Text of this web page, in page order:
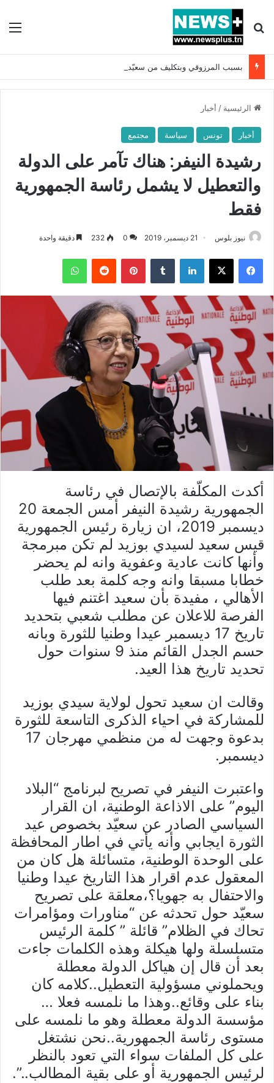
بحث عن
الرئيسية / أخبار
أخبار تونس سياسة مجتمع
رشيدة النيفر: هناك تآمر على الدولة
والتعطيل لا يشمل رئاسة الجمهورية
فقط
نيوز بلوس 21 ديسمبر، 2019 0
232 دقيقة واحدة
فيسبوك X لينكدإن بينتيريست واتساب
أكدت المكلّفة بالإتصال في رئاسة
الجمهورية رشيدة النيفر أمس الجمعة 20
ديسمبر 2019، ان زيارة رئيس الجمهورية
قيس سعيد لسيدي بوزيد لم تكن مبرمجة
وأنها كانت عادية وعفوية وانه لم يحضر
خطابا مسبقا وانه وجه كلمة بعد طلب
الأهالي ، مفيدة بأن سعيد اغتنم فيها
الفرصة للاعلان عن مطلب شعبي بتحديد
تاريخ 17 ديسمبر عيدا وطنيا للثورة وبانه
حسم الجدل القائم منذ 9 سنوات حول
تحديد تاريخ هذا العيد.
وقالت ان سعيد تحول لولاية سيدي بوزيد
للمشاركة في احياء الذكرى التاسعة للثورة
بدعوة وجهت له من منظمي مهرجان 17
ديسمبر.
واعتبرت النيفر في تصريح لبرنامج “البلاد
اليوم” على الاذاعة الوطنية، ان القرار
السياسي الصادر عن سعيّد بخصوص عيد
الثورة ايجابي وأنه يأتي في اطار المحافظة
على الوحدة الوطنية، متسائلة هل كان من
المعقول عدم اقرار هذا التاريخ عيدا وطنيا
والاحتفال به جهويا؟،معلقة على تصريح
سعيّد حول تحدثه عن “مناورات ومؤامرات
تحاك في الظلام” قائلة ” كلمة الرئيس
متسلسلة ولها هيكلة وهذه الكلمات جاءت
بعد أن قال إن هياكل الدولة معطلة
ويحملوني مسؤولية التعطيل..كلامه كان
بناء على وقائع..وهذا ما نلمسه فعلا …
مؤسسة الدولة معطلة وهو ما نلمسه على
مستوى رئاسة الجمهورية..نحن نشتغل
على كل الملفات سواء التي تعود بالنظر
لرئيس الجمهورية أو على بقية المطالب..”.